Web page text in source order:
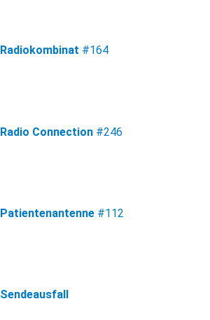
Radiokombinat #164
Radio Connection #246
Patientenantenne #112
Sendeausfall